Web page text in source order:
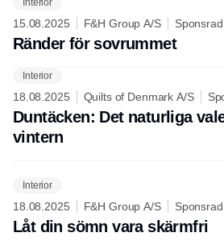
därför ingen slump att sovrummet
ett av de mest intressanta och
lovande utrymmena inom
15.08.2025 F&H Group A/S Sponsrad
Ränder för sovrummet
Interior
18.08.2025 Quilts of Denmark A/S
Duntäcken: Det naturliga
vintern
Interior
18.08.2025 F&H Group A/S Sponsrad
Låt din sömn vara skärmfri